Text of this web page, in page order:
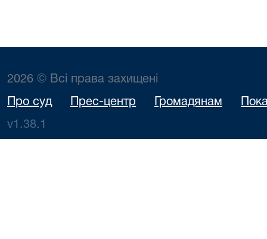
2026 © Всі права захищені
Про суд Прес-центр Громадянам
v1.38.1